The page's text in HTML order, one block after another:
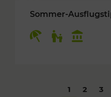
Sommer-
1 2 3